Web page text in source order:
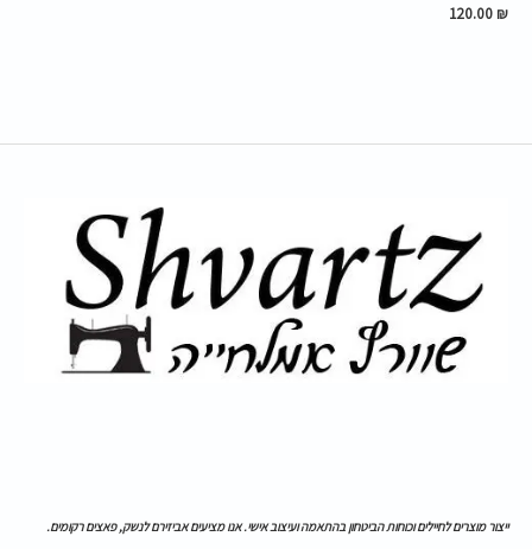
120.00 ₪
ייצור מוצרים לחיילים וכוחות הביטחון בהתאמה ועיצוב אישי. אנו מציעים אביזירם לנשק, פאצים רקומים.